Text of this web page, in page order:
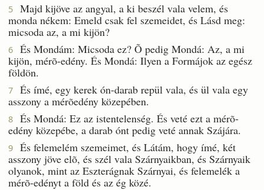
5
Majd kijöve az angyal, a ki beszél vala velem, és
monda nékem: Emeld csak fel szemeidet, és Lásd meg:
micsoda az, a mi kijön?
6
És Mondám: Micsoda ez? Õ pedig Mondá: Az, a mi
kijön, mérõ-edény. És Mondá: Ilyen a Formájok az egész
földön.
7
És ímé, egy kerek ón-darab repül vala, és ül vala egy
asszony a mérõedény közepében.
8
És Mondá: Ez az istentelenség. És veté ezt a mérõ-
edény közepébe, a darab ónt pedig veté annak Szájára.
9
És felemelém szemeimet, és Látám, hogy ímé, két
asszony jöve elõ, és szél vala Szárnyaikban, és Szárnyaik
olyanok, mint az Eszterágnak Szárnyai, és felemelék a
mérõ-edényt a föld és az ég közé.